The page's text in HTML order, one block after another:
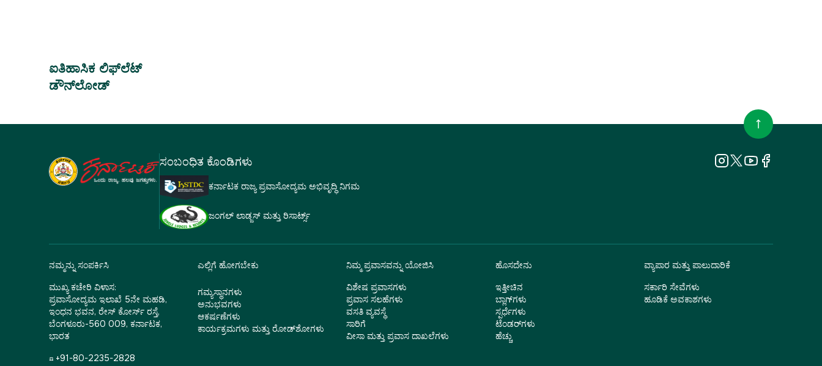
ಐತಿಹಾಸಿಕ ಲಿಫ್‌ಲೆಟ್
ಡೌನ್‌ಲೋಡ್‌
ಸಂಬಂಧಿತ ಕೊಂಡಿಗಳು
ಕರ್ನಾಟಕ ರಾಜ್ಯ ಪ್ರವಾಸೋದ್ಯಮ ಅಭಿವೃದ್ಧಿ ನಿಗಮ
ಜಂಗಲ್ ಲಾಡ್ಜಸ್ ಮತ್ತು ರಿಸಾರ್ಟ್ಸ್
ನಮ್ಮನ್ನು ಸಂಪರ್ಕಿಸಿ
ಮುಖ್ಯ ಕಚೇರಿ ವಿಳಾಸ:
ಪ್ರವಾಸೋದ್ಯಮ ಇಲಾಖೆ 5ನೇ ಮಹಡಿ,
ಇಂಧನ ಭವನ, ರೇಸ್ ಕೋರ್ಸ್ ರಸ್ತೆ,
ಬೆಂಗಳೂರು-560 009, ಕರ್ನಾಟಕ,
ಭಾರತ
☎ +91-80-2235-2828
ಎಲ್ಲಿಗೆ ಹೋಗಬೇಕು
ಗಮ್ಯಸ್ಥಾನಗಳು
ಅನುಭವಗಳು
ಆಕರ್ಷಣೆಗಳು
ಕಾರ್ಯಕ್ರಮಗಳು ಮತ್ತು ರೋಡ್‌ಶೋಗಳು
ನಿಮ್ಮ ಪ್ರವಾಸವನ್ನು ಯೋಜಿಸಿ
ವಿಶೇಷ ಪ್ರವಾಸಗಳು
ಪ್ರವಾಸ ಸಲಹೆಗಳು
ವಸತಿ ವ್ಯವಸ್ಥೆ
ಸಾರಿಗೆ
ವೀಸಾ ಮತ್ತು ಪ್ರವಾಸ ದಾಖಲೆಗಳು
ಹೊಸದೇನು
ಇತ್ತೀಚಿನ
ಬ್ಲಾಗ್‌ಗಳು
ಸ್ಪರ್ಧೆಗಳು
ಟೆಂಡರ್‌ಗಳು
ಹೆಚ್ಚು
ವ್ಯಾಪಾರ ಮತ್ತು ಪಾಲುದಾರಿಕೆ
ಸರ್ಕಾರಿ ಸೇವೆಗಳು
ಹೂಡಿಕೆ ಅವಕಾಶಗಳು